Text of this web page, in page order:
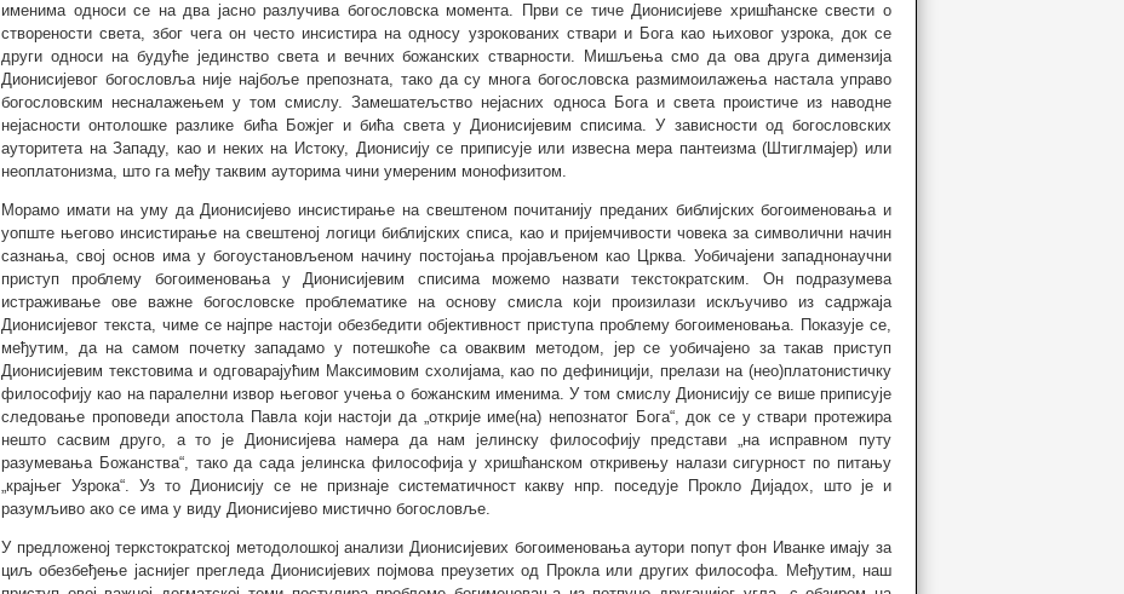
именима односи се на два јасно разлучива богословска момента. Први се тиче Дионисијеве хришћанске свести о
створености света, због чега он често инсистира на односу узрокованих ствари и Бога као њиховог узрока, док се
други односи на будуће јединство света и вечних божанских стварности. Мишљења смо да ова друга димензија
Дионисијевог богословља није најбоље препозната, тако да су многа богословска размимоилажења настала управо
богословским несналажењем у том смислу. Замешатељство нејасних односа Бога и света проистиче из наводне
нејасности онтолошке разлике бића Божјег и бића света у Дионисијевим списима. У зависности од богословских
ауторитета на Западу, као и неких на Истоку, Дионисију се приписује или извесна мера пантеизма (Штиглмајер) или
неоплатонизма, што га међу таквим ауторима чини умереним монофизитом.
Морамо имати на уму да Дионисијево инсистирање на свештеном почитанију преданих библијских богоименовања и
уопште његово инсистирање на свештеној логици библијских списа, као и пријемчивости човека за символични начин
сазнања, свој основ има у богоустановљеном начину постојања пројављеном као Црква. Уобичајени западнонаучни
приступ проблему богоименовања у Дионисијевим списима можемо назвати текстократским. Он подразумева
истраживање ове важне богословске проблематике на основу смисла који произилази искључиво из садржаја
Дионисијевог текста, чиме се најпре настоји обезбедити објективност приступа проблему богоименовања. Показује се,
међутим, да на самом почетку западамо у потешкоће са оваквим методом, јер се уобичајено за такав приступ
Дионисијевим текстовима и одговарајућим Максимовим схолијама, као по дефиницији, прелази на (нео)платонистичку
философију као на паралелни извор његовог учења о божанским именима. У том смислу Дионисију се више приписује
следовање проповеди апостола Павла који настоји да „открије име(на) непознатог Бога“, док се у ствари протежира
нешто сасвим друго, а то је Дионисијева намера да нам јелинску философију представи „на исправном путу
разумевања Божанства“, тако да сада јелинска философија у хришћанском откривењу налази сигурност по питању
„крајњег Узрока“. Уз то Дионисију се не признаје систематичност какву нпр. поседује Прокло Дијадох, што је и
разумљиво ако се има у виду Дионисијево мистично богословље.
У предложеној теркстократској методолошкој анализи Дионисијевих богоименовања аутори попут фон Иванке имају за
циљ обезбеђење јаснијег прегледа Дионисијевих појмова преузетих од Прокла или других философа. Међутим, наш